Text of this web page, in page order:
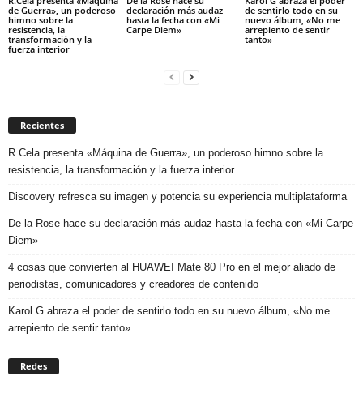
de Guerra», un poderoso
himno sobre la
resistencia, la
transformación y la
fuerza interior
declaración más audaz
hasta la fecha con «Mi
Carpe Diem»
de sentirlo todo en su
nuevo álbum, «No me
arrepiento de sentir
tanto»
Recientes
R.Cela presenta «Máquina de Guerra», un poderoso himno sobre la
resistencia, la transformación y la fuerza interior
Discovery refresca su imagen y potencia su experiencia multiplataforma
De la Rose hace su declaración más audaz hasta la fecha con «Mi Carpe
Diem»
4 cosas que convierten al HUAWEI Mate 80 Pro en el mejor aliado de
periodistas, comunicadores y creadores de contenido
Karol G abraza el poder de sentirlo todo en su nuevo álbum, «No me
arrepiento de sentir tanto»
Redes